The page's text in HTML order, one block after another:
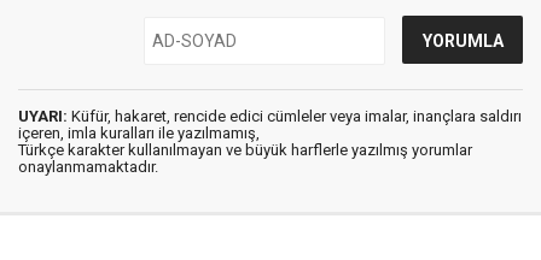
UYARI: Küfür, hakaret, rencide edici cümleler veya imalar, inançlara saldırı
içeren, imla kuralları ile yazılmamış,
Türkçe karakter kullanılmayan ve büyük harflerle yazılmış yorumlar
onaylanmamaktadır.